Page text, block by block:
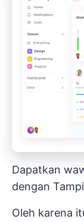
Dapatkan
dengan
Oleh karena